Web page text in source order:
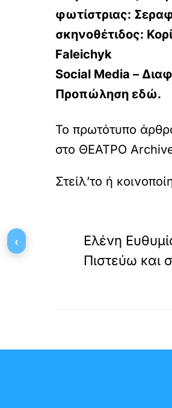
φωτίστριας:
σκηνοθέτιδος:
Faleichyk
Social Media –
Προπώληση εδώ.
Το πρωτότυπο
στο ΘΕΑΤΡΟ
Ελένη
Πιστεύω
‹